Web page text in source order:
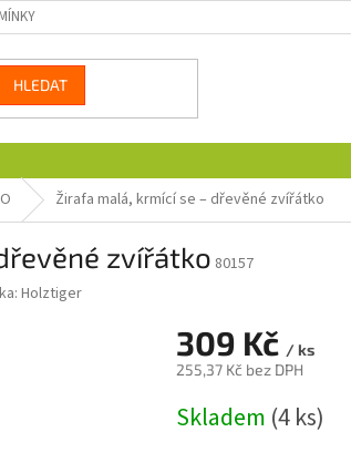
HLEDAT
Žirafa malá, krmící se – dřevěné zvířátko
zvířátko 80157
Holztiger
309 Kč / ks
255,37 Kč bez DPH
cena:
Skladem (4 ks)